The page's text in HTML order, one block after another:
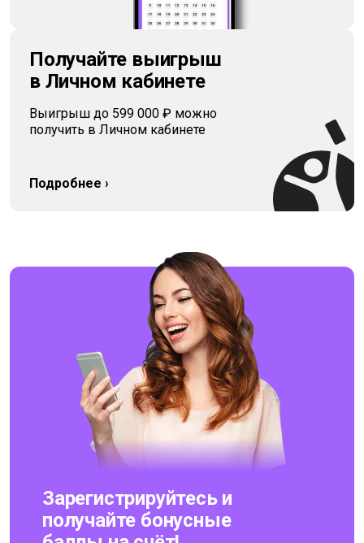
Получайте выигрыш
в Личном кабинете
Выигрыш до 599 000 ₽ можно
получить в Личном кабинете
Подробнее ›
Зарегистрируйтесь и
получайте бонусные